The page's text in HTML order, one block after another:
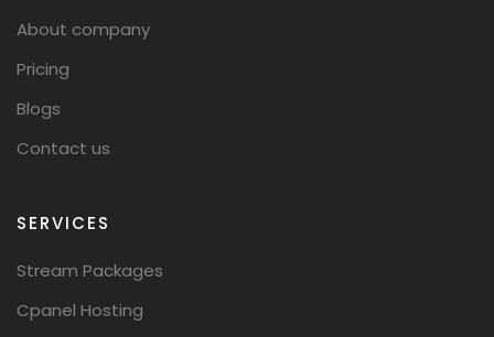
About company
Pricing
Blogs
Contact us
SERVICES
Stream Packages
Cpanel Hosting